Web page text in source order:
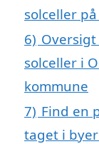
solceller
6)
solceller i
kommune
7) Find en
taget i